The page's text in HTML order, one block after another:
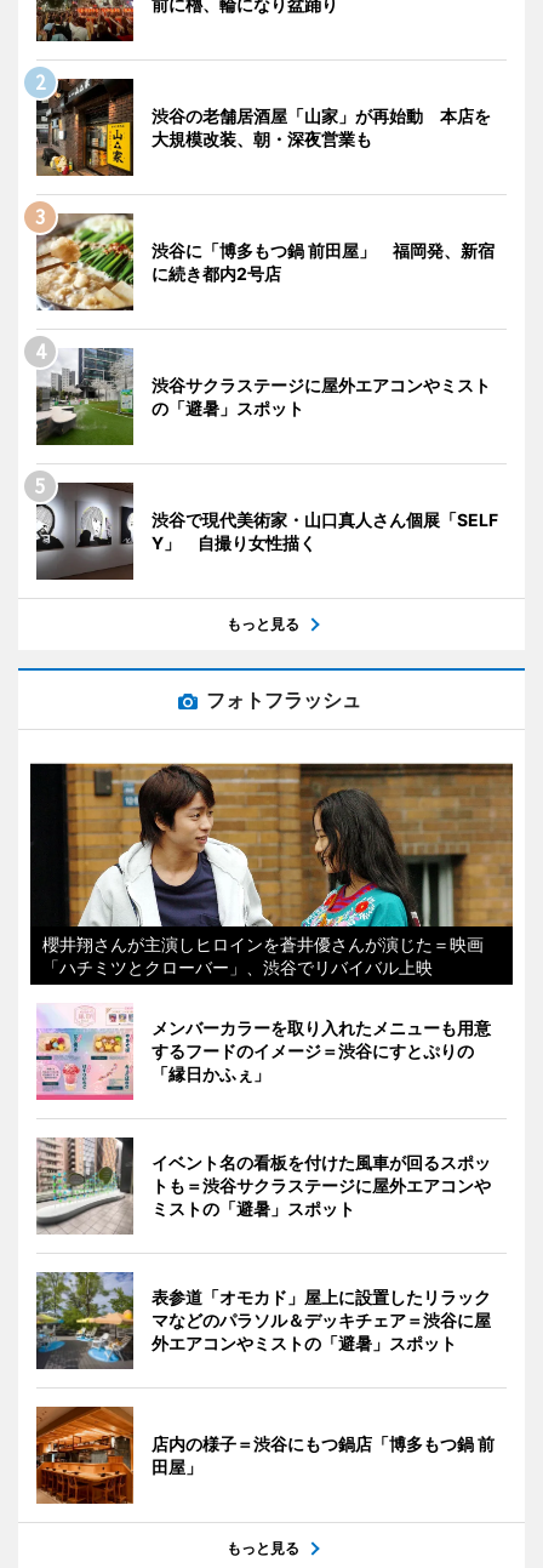
渋谷の老舗居酒屋「山家」が再始動 本店を
大規模改装、朝・深夜営業も
渋谷に「博多もつ鍋 前田屋」 福岡発、新宿
に続き都内2号店
渋谷サクラステージに屋外エアコンやミスト
の「避暑」スポット
渋谷で現代美術家・山口真人さん個展「SELF
Y」 自撮り女性描く
もっと見る
フォトフラッシュ
櫻井翔さんが主演しヒロインを蒼井優さんが演じた＝映画
「ハチミツとクローバー」、渋谷でリバイバル上映
メンバーカラーを取り入れたメニューも用意
するフードのイメージ＝渋谷にすとぷりの
「縁日かふぇ」
イベント名の看板を付けた風車が回るスポッ
トも＝渋谷サクラステージに屋外エアコンや
ミストの「避暑」スポット
表参道「オモカド」屋上に設置したリラック
マなどのパラソル＆デッキチェア＝渋谷に屋
外エアコンやミストの「避暑」スポット
店内の様子＝渋谷にもつ鍋店「博多もつ鍋 前
田屋」
もっと見る